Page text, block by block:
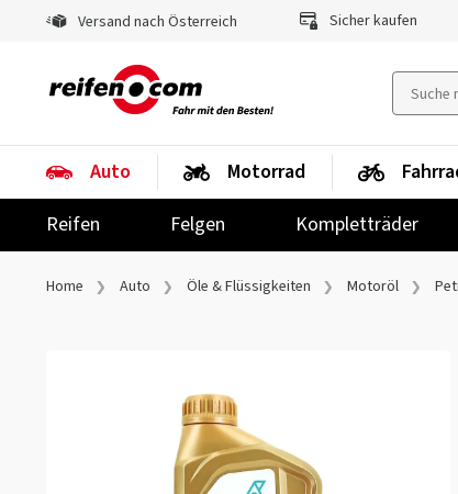
Versand nach Österreich Sicher kaufen
Auto
Reifen
Felgen Kompletträder
Motorrad
Home Auto Öle & Flüssigkeiten Motoröl